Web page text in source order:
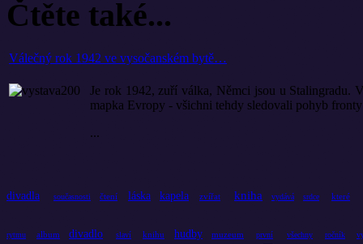
Čtěte také...
Válečný rok 1942 ve vysočanském bytě…
Je rok 1942, zuří válka, Němci jsou u Stalingradu.
mapka Evropy - všichni tehdy sledovali pohyb
...
divadla současnosti čtení láska kapela zvířat kniha vydává srdce které
rytmu album divadlo slaví knihu hudby muzeum první všechny ročník